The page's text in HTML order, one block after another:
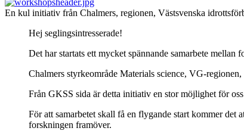
En kul initiativ från Chalmers, regionen, Västsvenska
Hej seglingsintresserade!
Det har startats ett mycket spännande samarbete mellan
Chalmers styrkeområde Materials science, VG-
Från GKSS sida är detta initiativ en stor möjlighet för
För att samarbetet skall få en flygande start kommer det
forskningen framöver.